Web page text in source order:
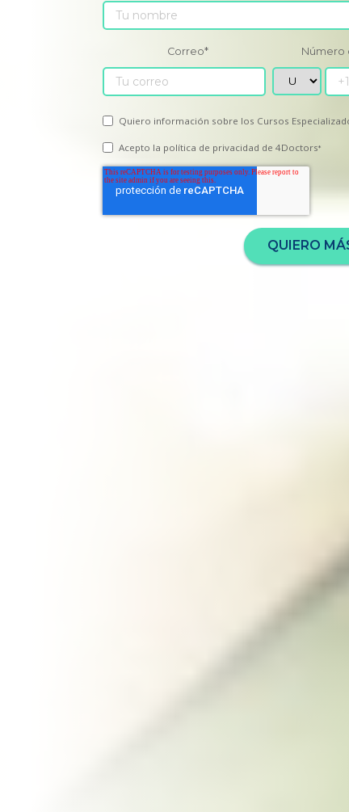
Correo* Número
Quiero información sobre los Cursos
Acepto la política de privacidad de 4Doctors*